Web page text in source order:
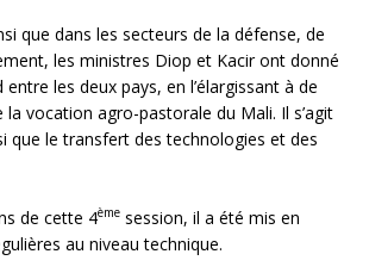
que dans les secteurs de la défense, de
les ministres Diop et Kacir ont donné
les deux pays, en l’élargissant à de
vocation agro-pastorale du Mali. Il s’agit
que le transfert des technologies et des
de cette 4ème session, il a été mis en
au niveau technique.